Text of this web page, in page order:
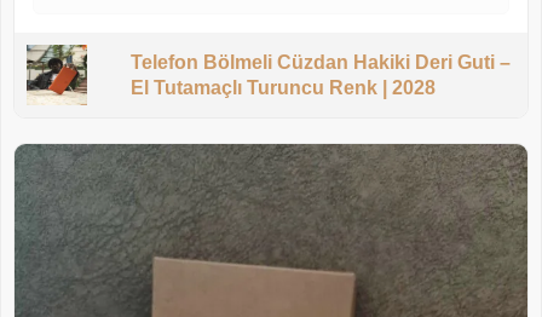
Telefon Bölmeli Cüzdan Hakiki Deri Guti –
El Tutamaçlı Turuncu Renk | 2028